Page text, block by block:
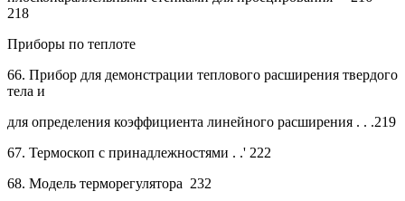
218
Приборы по теплоте
66. Прибор для демонстрации теплового расширения твердого
тела и
для определения коэффициента линейного расширения . . .219
67. Термоскоп с принадлежностями . .' 222
68. Модель терморегулятора 232